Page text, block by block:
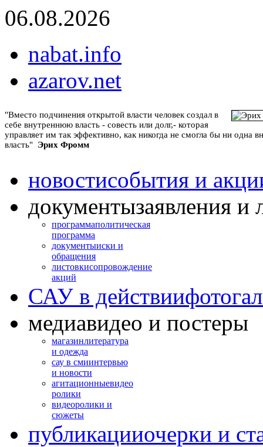
06.08.2026
nabat.info
azarov.net
"Вместо подчинения открытой власти человек создал в
себе внутреннюю власть - совесть или долг,- которая
управляет им так эффективно, как никогда не смогла бы ни одна
власть" Эрих Фромм
новостисобытия и
документызаявления и
программаполитическая
программа
документыиски и
обращения
листовкисопровождение
акций
САУ в действии
медиавидео и постеры
магазинлитература
и одежда
сау в смиинтервью
и новости
агитационныевидео
ролики
видеоролики и
сюжеты
публикацииочерки и